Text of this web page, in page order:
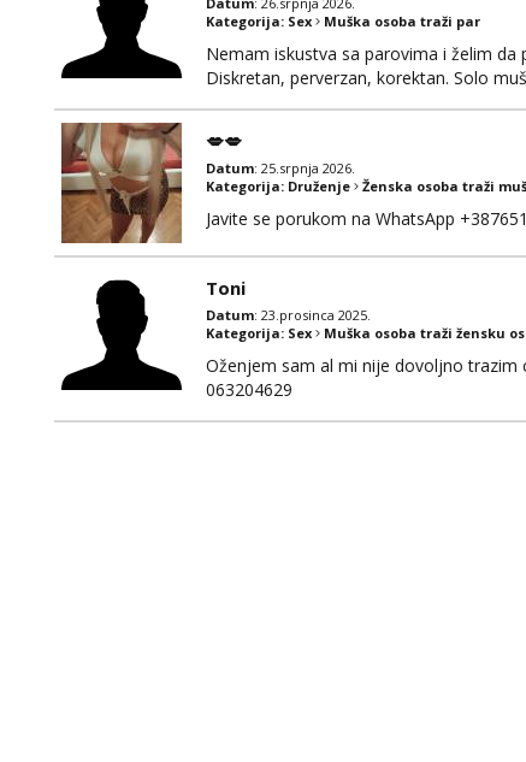
Kategorija: Sex Muška osoba traži par
Nemam iskustva sa parovima i želim
Diskretan, perverzan, korektan. Solo
💋💋
Datum: 25.srpnja 2026.
Kategorija: Druženje Ženska osoba traži
Javite se porukom na WhatsApp
Toni
Datum: 23.prosinca 2025.
Kategorija: Sex Muška osoba traži žensku
Oženjem sam al mi nije dovoljno
063204629